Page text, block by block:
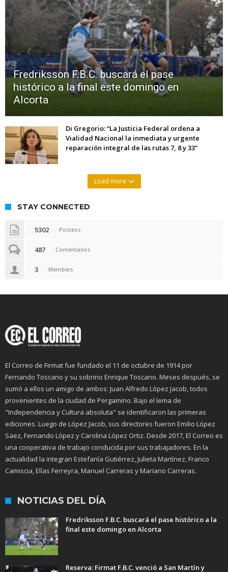
Fredriksson F.B.C. buscará el pase
histórico a la final este domingo en
Alcorta
Di Gregorio: “La Justicia Federal ordena a
Vialidad Nacional la inmediata y urgente
reparación integral de las rutas 7, 8 y 33”
Load more
STAY CONNECTED
5302 Posteos
487 Comentarios
3 Members
El Correo de Firmat fue fundado el 11 de octubre de 1914 por
Fernando Toscano y su sobrino Enrique Toscano. Meses después, se
sumó a ellos un amigo de ambos: Juan Alfredo López Jacob, todos
provenientes de la ciudad de Pergamino. Bajo el lema de
"Independencia y Cultura absoluta" se identificaron las primeras
ediciones. Luego de López Jacob, sus directores fueron Emilio López
Saez, Fernando López y Carolina López Ortiz. Desde 2017, El Correo es
una cooperativa de trabajo conducida por sus trabajadores. En la
actualidad la integran Estefanía Gutiérrez, Julieta Martínez, Franco
Camiscia, Elías Ferreyra, Manuel Carreras y Mariano Carreras.
NOTICIAS DEL DÍA
Fredriksson F.B.C. buscará el pase histórico a la
final este domingo en Alcorta
Reserva: Firmat F.B.C. venció a San Martín y